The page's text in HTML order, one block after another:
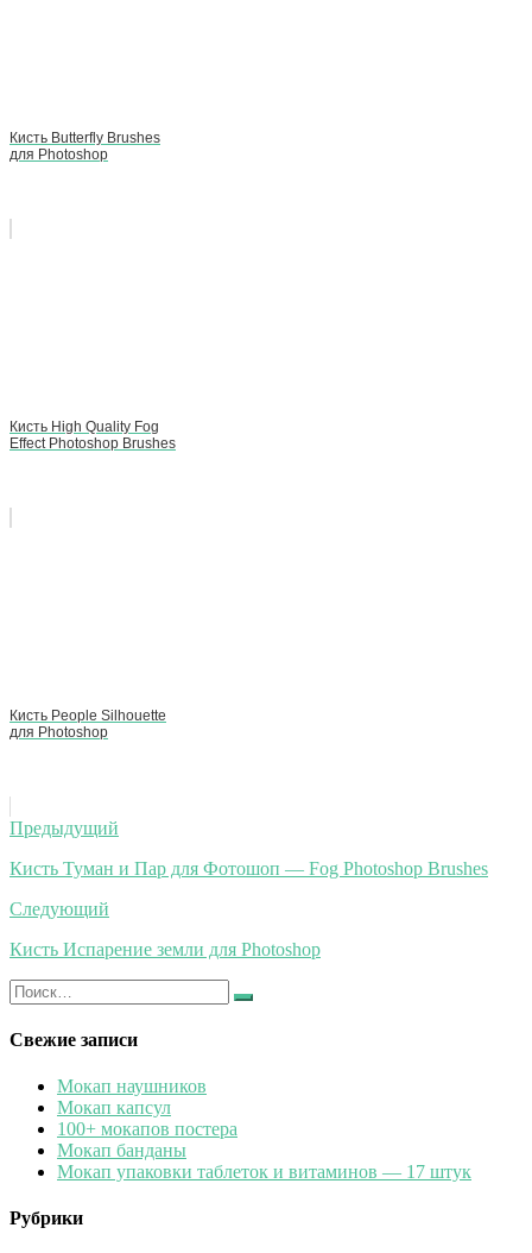
Кисть Butterfly Brushes
для Photoshop
Кисть High Quality Fog
Effect Photoshop Brushes
Кисть People Silhouette
для Photoshop
Навигация
по
записям
Предыдущий
Кисть Туман и Пар для Фотошоп — Fog Photoshop Brushes
Следующий
Кисть Испарение земли для Photoshop
Искать:
Найти
Свежие записи
Мокап наушников
Мокап капсул
100+ мокапов постера
Мокап банданы
Мокап упаковки таблеток и витаминов — 17 штук
Рубрики